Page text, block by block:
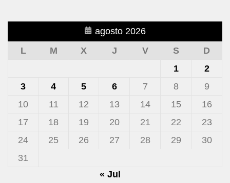
agosto 2026
L
M X J V S
D
1
2
3
4 5 6 7 8
9
10
11 12 13 14 15
16
17
18 19 20 21 22
23
24
25 26 27 28 29
30
31
« Jul